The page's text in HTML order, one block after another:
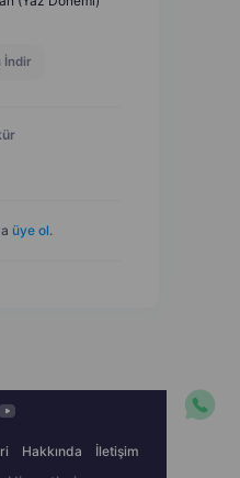
İndir
üye ol.
Hakkında İletişim